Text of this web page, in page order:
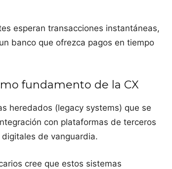
esperan transacciones instantáneas,
banco que ofrezca pagos en tiempo
fundamento de la CX
heredados (legacy systems) que se
con plataformas de terceros
de vanguardia.
cree que estos sistemas